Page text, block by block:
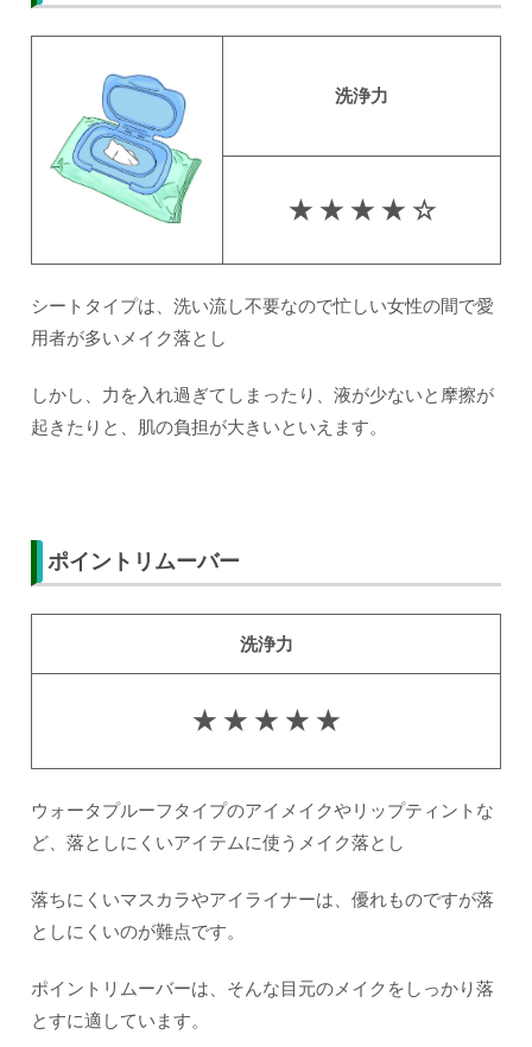
洗浄力
★ ★ ★ ★ ☆
シートタイプは、洗い流し不要なので忙しい女性の間で愛
用者が多いメイク落とし
しかし、力を入れ過ぎてしまったり、液が少ないと摩擦が
起きたりと、肌の負担が大きいといえます。
ポイントリムーバー
洗浄力
★ ★ ★ ★ ★
ウォータプルーフタイプのアイメイクやリップティントな
ど、落としにくいアイテムに使うメイク落とし
落ちにくいマスカラやアイライナーは、優れものですが落
としにくいのが難点です。
ポイントリムーバーは、そんな目元のメイクをしっかり落
とすに適しています。